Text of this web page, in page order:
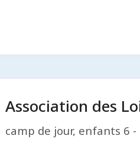
Association des
camp de jour, enfants 6 -